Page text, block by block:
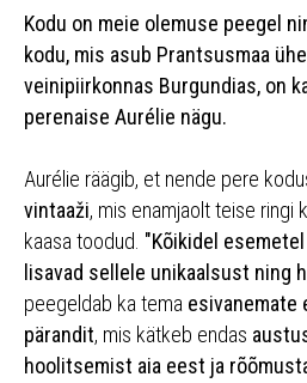
Kodu on meie olemuse peegel
kodu, mis asub Prantsusmaa
veinipiirkonnas Burgundias, on
perenaise Aurélie nägu.
Aurélie räägib, et nende pere
vintaaži, mis enamjaolt teise ringi
kaasa toodud. "Kõikidel
lisavad sellele unikaalsust ning
peegeldab ka tema esivanemate
pärandit, mis kätkeb endas
hoolitsemist aia eest ja